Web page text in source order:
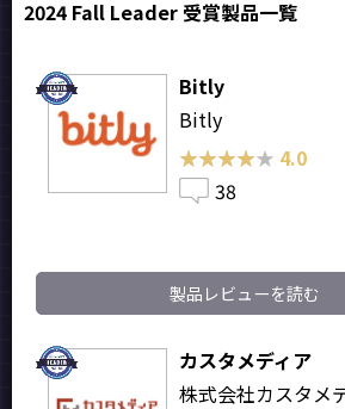
2024 Fall Leader 受賞製品一覧
Bitly
Bitly
★★★★★
★★★★★ 4.0
38
製品レビューを読む
カスタメディア
株式会社カスタメ